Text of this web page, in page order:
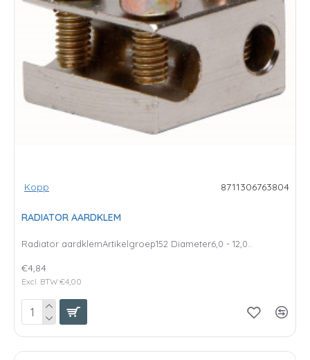
Kopp 8711306763804
RADIATOR AARDKLEM
Radiator aardklemArtikelgroep152 Diameter6,0 - 12,0..
€4,84
Excl. BTW:€4,00